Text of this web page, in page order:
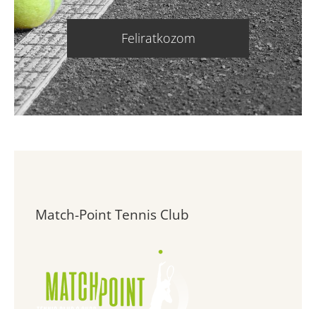
Feliratkozom
Match-Point Tennis Club